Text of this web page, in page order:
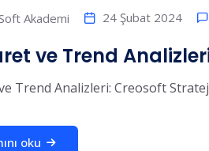
Akademi 24 Şubat 2024
ve Trend
Trend Analizleri: Creosoft
oku